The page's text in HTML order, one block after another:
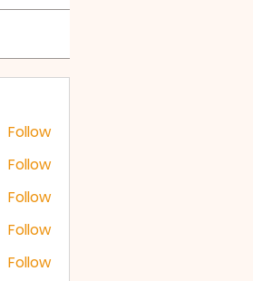
Follow
Follow
Follow
Follow
Follow